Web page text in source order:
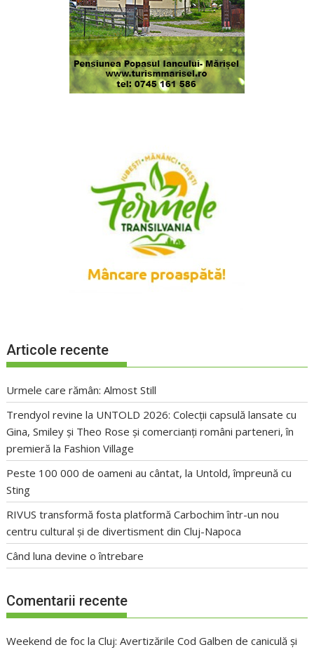
Articole recente
Urmele care rămân: Almost Still
Trendyol revine la UNTOLD 2026: Colecții capsulă lansate cu
Gina, Smiley și Theo Rose și comercianți români parteneri, în
premieră la Fashion Village
Peste 100 000 de oameni au cântat, la Untold, împreună cu
Sting
RIVUS transformă fosta platformă Carbochim într-un nou
centru cultural și de divertisment din Cluj-Napoca
Când luna devine o întrebare
Comentarii recente
Weekend de foc la Cluj: Avertizările Cod Galben de caniculă și